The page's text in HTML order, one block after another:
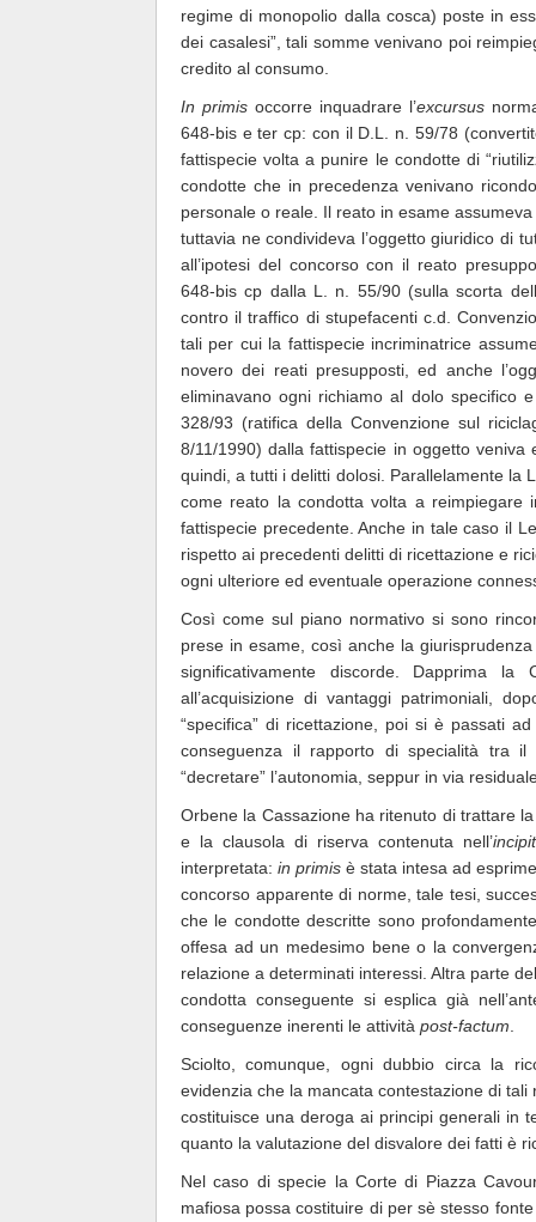
regime di monopolio dalla cosca) poste in
dei casalesi”, tali somme venivano poi
credito al consumo.
In primis occorre inquadrare l’excursus
648-bis e ter cp: con il D.L. n. 59/78
fattispecie volta a punire le condotte di
condotte che in precedenza venivano
personale o reale. Il reato in esame
tuttavia ne condivideva l’oggetto giuridico di
all’ipotesi del concorso con il reato
648-bis cp dalla L. n. 55/90 (sulla scorta
contro il traffico di stupefacenti c.d.
tali per cui la fattispecie incriminatrice
novero dei reati presupposti, ed anche
eliminavano ogni richiamo al dolo specifico
328/93 (ratifica della Convenzione sul
8/11/1990) dalla fattispecie in oggetto veniva
quindi, a tutti i delitti dolosi. Parallelamente la
come reato la condotta volta a reimpiegare
fattispecie precedente. Anche in tale caso il
rispetto ai precedenti delitti di ricettazione e
ogni ulteriore ed eventuale operazione
Così come sul piano normativo si sono
prese in esame, così anche la
significativamente discorde. Dapprima
all’acquisizione di vantaggi patrimoniali,
“specifica” di ricettazione, poi si è passati
conseguenza il rapporto di specialità tra
“decretare” l’autonomia, seppur in via
Orbene la Cassazione ha ritenuto di trattare
e la clausola di riserva contenuta nell’
interpretata: in primis è stata intesa ad
concorso apparente di norme, tale tesi,
che le condotte descritte sono
offesa ad un medesimo bene o la
relazione a determinati interessi. Altra parte
condotta conseguente si esplica già
conseguenze inerenti le attività post-factum
Sciolto, comunque, ogni dubbio circa la
evidenzia che la mancata contestazione di
costituisce una deroga ai principi generali in
quanto la valutazione del disvalore dei fatti è
Nel caso di specie la Corte di Piazza
mafiosa possa costituire di per sè stesso